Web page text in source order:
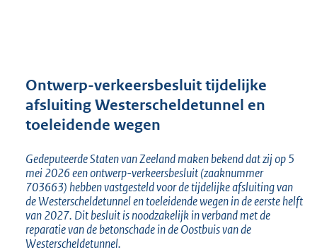
r
o
e
:
3
1
7
K
Ontwerp-verkeersbesluit tijdelijke
afsluiting Westerscheldetunnel en
toeleidende wegen
Gedeputeerde Staten van Zeeland maken bekend dat zij op 5
mei 2026 een ontwerp-verkeersbesluit (zaaknummer
703663) hebben vastgesteld voor de tijdelijke afsluiting van
de Westerscheldetunnel en toeleidende wegen in de eerste helft
van 2027. Dit besluit is noodzakelijk in verband met de
reparatie van de betonschade in de Oostbuis van de
Westerscheldetunnel.